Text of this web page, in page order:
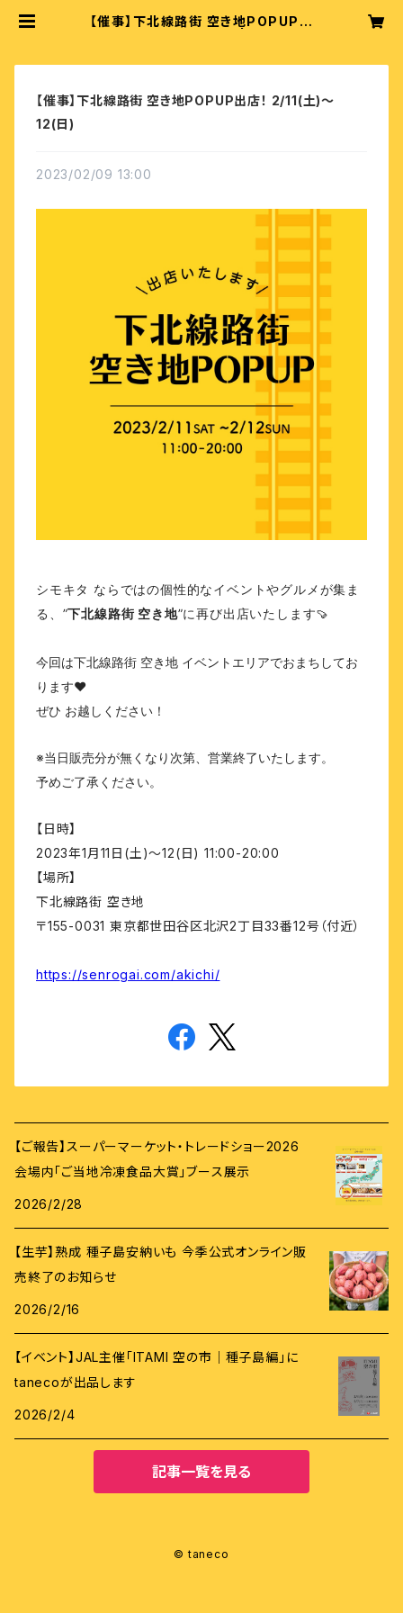
【催事】下北線路街 空き地POPUP出
【催事】下北線路街 空き地POPUP出店！ 2/11(土)～
12(日)
2023/02/09 13:00
シモキタ ならではの個性的なイベントやグルメが集ま
る、 ” 下北線路街 空き地”に再び出店いたします🍠
今回は下北線路街 空き地 イベントエリアでおまちしてお
ります♥
ぜひ お越しください！
※当日販売分が無くなり次第、営業終了いたします。
予めご了承ください。
【日時】
2023年1月11日(土)～12(日) 11:00-20:00
【場所】
下北線路街 空き地
〒155-0031 東京都世田谷区北沢2丁目33番12号（付近）
https://senrogai.com/akichi/
【ご報告】スーパーマーケット・トレードショー2026
会場内「ご当地冷凍食品大賞」ブース展示
2026/2/28
【生芋】熟成 種子島安納いも 今季公式オンライン販
売終了のお知らせ
2026/2/16
【イベント】JAL主催「ITAMI 空の市｜種子島編」に
tanecoが出品します
2026/2/4
記事一覧を見る
© taneco